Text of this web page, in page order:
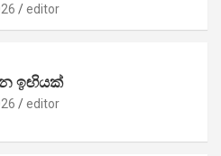
editor
ඉඟියක්
editor